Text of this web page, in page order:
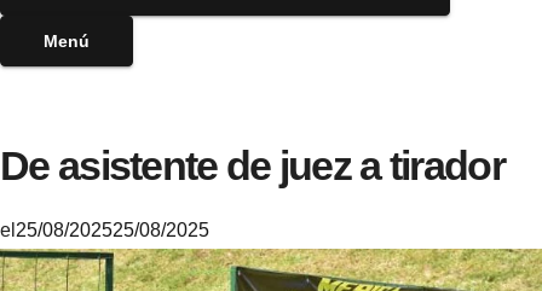
Menú
De asistente de juez a tirador
M
el 25/08/202525/08/2025